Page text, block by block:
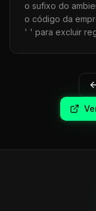
o sufixo do
o código da
' ' para excluir